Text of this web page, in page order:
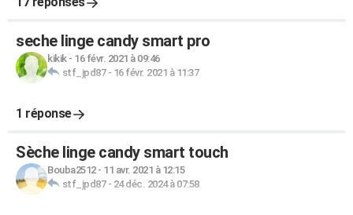
seche linge candy smart pro
kikik- 16 févr. 2021 à 09:46
stf_jpd87- 16 févr. 2021 à 11:37
1 réponse
Sèche linge candy smart touch
Bouba2512- 11 avr. 2021 à 12:15
stf_jpd87- 24 déc. 2024 à 07:58